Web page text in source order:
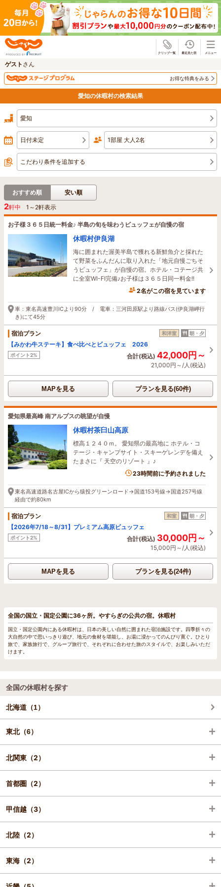
ゲスト さん
お得な特典をみる
愛知の休暇村の検索結果
愛知
日付未定 1部屋 大人2名
こだわり条件を追加する
おすすめ順 安い順
2軒中 1 ～ 2軒表示
お子様３６５日統一料金♪ 半島の旬を味わうビュッフェが自慢の宿
休暇村伊良湖
海に囲まれた渥美半島で獲れる新鮮魚介と採れた
て野菜をふんだんに取り入れた「地元自慢ごちそ
うビュッフェ」が自慢の宿。ホテル・コテージ共
に全室WI-FI完備♪お子様は３６５日同一料金!!
2名がこの宿を見ています
車：東名高速豊川ICより90分 / 電車：三河田原駅より路線バス(伊良湖岬行
き)にて45分
宿泊プラン 和洋室 朝・夕
【みかわ牛ステーキ】食べ比べとビュッフェ 2026
ポイント2% 合計(税込) 42,000円～
21,000円～/人(税込)
MAPを見る プランを見る(60件)
愛知県最高峰 南アルプスの眺望が自慢
休暇村茶臼山高原
標高１２４０ｍ。 愛知県の最高地に ホテル・コ
テージ・キャンプサイト・スキーゲレンデを備え
たまさに『 天空のリゾート 』♪
23時間前に予約されました
東名高速道路名古屋ICから猿投グリーンロード→国道153号線→国道257号線
経由で約80km
宿泊プラン 和室 朝・夕
【2026年7/18～8/31】プレミアム高原ビュッフェ
ポイント2% 合計(税込) 30,000円～
15,000円～/人(税込)
MAPを見る プランを見る(24件)
全国の国立・国定公園に36ヶ所。やすらぎの公共の宿。休暇村
国立・国定公園内にある休暇村は、日本の美しい自然に囲まれた宿泊施設です。四季折々の
大自然の中で思いっきり遊び、地元の食材を堪能し、お湯に浸かってのんびり寛ぐ。ひとり
旅で、家族旅行で、グループ旅行で、それぞれに合わせた旅のスタイルで、お楽しみいただ
けます。
全国の休暇村を探す
北海道（1）
東北（6）
岩手（2）
宮城（1）
秋田（1）
山形（1）
福島（1）
北関東（2）
栃木（1）
群馬（1）
首都圏（2）
埼玉（1）
千葉（1）
甲信越（3）
長野（2）
新潟（1）
北陸（2）
石川（1）
東海（2）